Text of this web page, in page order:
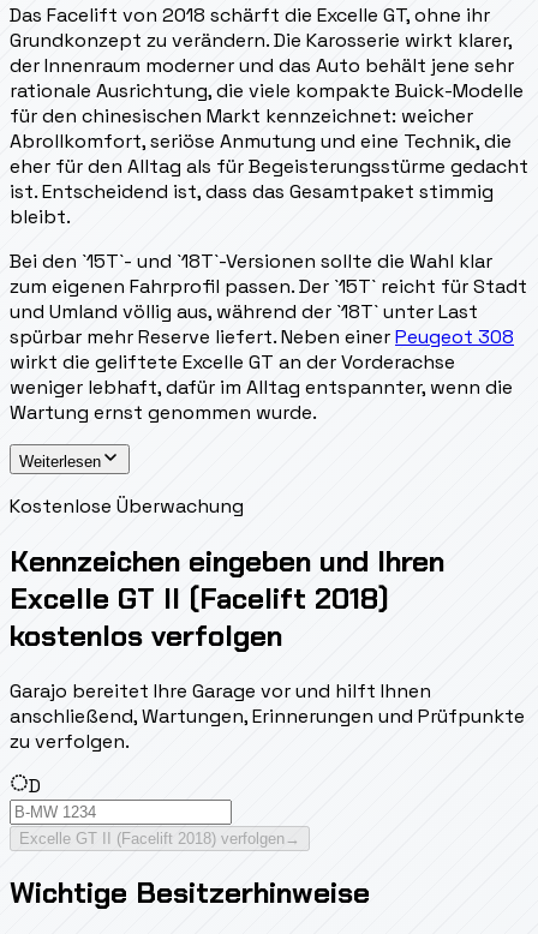
Das Facelift von 2018 schärft die Excelle GT, ohne ihr
Grundkonzept zu verändern. Die Karosserie wirkt klarer,
der Innenraum moderner und das Auto behält jene sehr
rationale Ausrichtung, die viele kompakte Buick-Modelle
für den chinesischen Markt kennzeichnet: weicher
Abrollkomfort, seriöse Anmutung und eine Technik, die
eher für den Alltag als für Begeisterungsstürme gedacht
ist. Entscheidend ist, dass das Gesamtpaket stimmig
bleibt.
Bei den `15T`- und `18T`-Versionen sollte die Wahl klar
zum eigenen Fahrprofil passen. Der `15T` reicht für Stadt
und Umland völlig aus, während der `18T` unter Last
spürbar mehr Reserve liefert. Neben einerPeugeot 308
wirkt die geliftete Excelle GT an der Vorderachse
weniger lebhaft, dafür im Alltag entspannter, wenn die
Wartung ernst genommen wurde.
Weiterlesen
Kostenlose Überwachung
Kennzeichen eingeben und Ihren
Excelle GT II (Facelift 2018)
kostenlos verfolgen
Garajo bereitet Ihre Garage vor und hilft Ihnen
anschließend, Wartungen, Erinnerungen und Prüfpunkte
zu verfolgen.
D
Excelle GT II (Facelift 2018) verfolgen→
Wichtige Besitzerhinweise